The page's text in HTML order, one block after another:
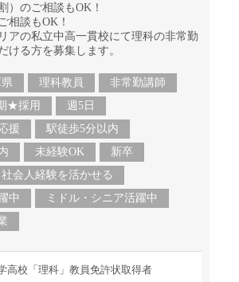
）のご相談もOK！
相談もOK！
アの私立中高一貫校にて理科の非常勤
ける方を募集します。
理科教員
非常勤講師
★採用
週5日
援
駅徒歩5分以内
未経験OK
新卒
社会人経験を活かせる
中
ミドル・シニア活躍中
高校「理科」教員免許状取得者